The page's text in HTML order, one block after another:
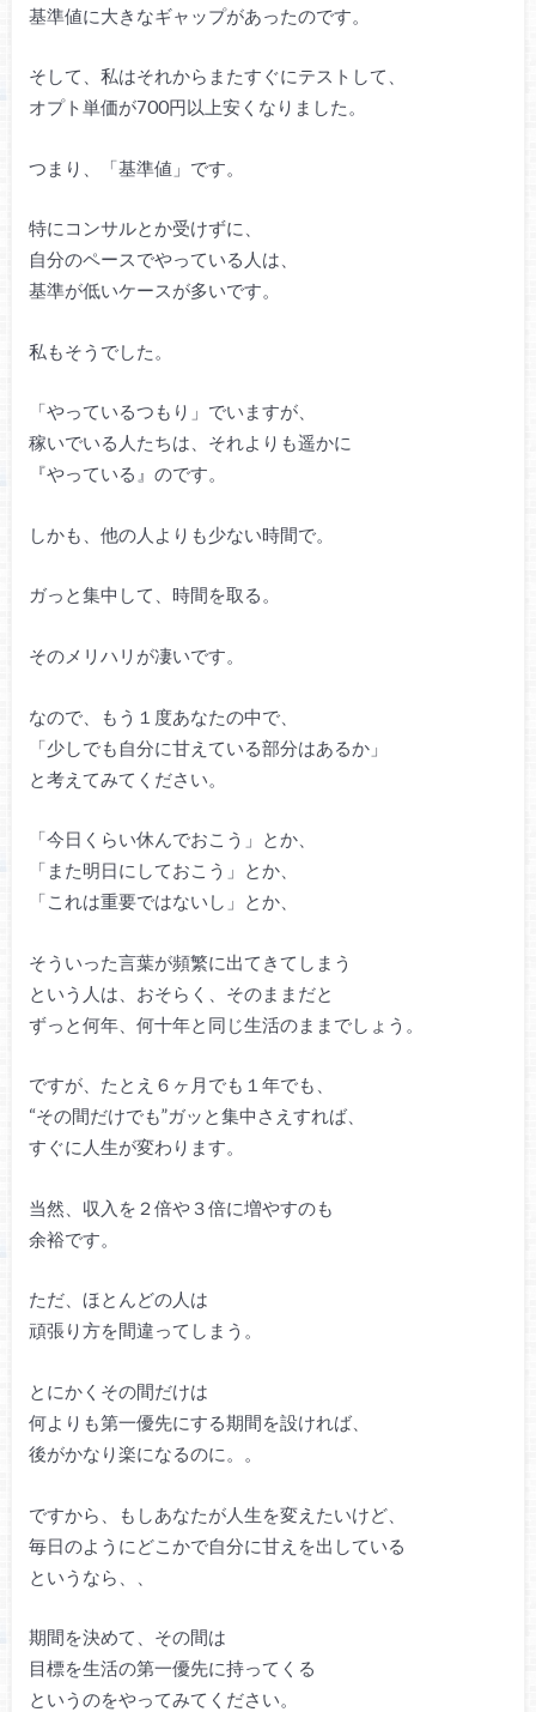
基準値に大きなギャップがあったのです。
そして、私はそれからまたすぐにテストして、
オプト単価が700円以上安くなりました。
つまり、「基準値」です。
特にコンサルとか受けずに、
自分のペースでやっている人は、
基準が低いケースが多いです。
私もそうでした。
「やっているつもり」でいますが、
稼いでいる人たちは、それよりも遥かに
『やっている』のです。
しかも、他の人よりも少ない時間で。
ガっと集中して、時間を取る。
そのメリハリが凄いです。
なので、もう１度あなたの中で、
「少しでも自分に甘えている部分はあるか」
と考えてみてください。
「今日くらい休んでおこう」とか、
「また明日にしておこう」とか、
「これは重要ではないし」とか、
そういった言葉が頻繁に出てきてしまう
という人は、おそらく、そのままだと
ずっと何年、何十年と同じ生活のままでしょう。
ですが、たとえ６ヶ月でも１年でも、
“その間だけでも”ガッと集中さえすれば、
すぐに人生が変わります。
当然、収入を２倍や３倍に増やすのも
余裕です。
ただ、ほとんどの人は
頑張り方を間違ってしまう。
とにかくその間だけは
何よりも第一優先にする期間を設ければ、
後がかなり楽になるのに。。
ですから、もしあなたが人生を変えたいけど、
毎日のようにどこかで自分に甘えを出している
というなら、、
期間を決めて、その間は
目標を生活の第一優先に持ってくる
というのをやってみてください。